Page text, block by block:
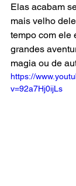
Elas acabam
mais velho
tempo com ele
grandes
magia ou de
https://
v=92a7Hj0ijLs